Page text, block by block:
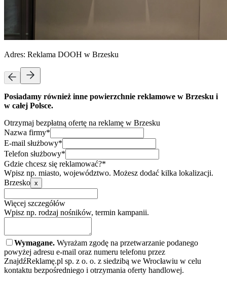
Adres: Reklama DOOH w Brzesku
Posiadamy również inne powierzchnie reklamowe w Brzesku i
w całej Polsce.
Otrzymaj bezpłatną ofertę na reklamę w Brzesku
Nazwa firmy*
E-mail służbowy*
Telefon służbowy*
Gdzie chcesz się reklamować?*
Wpisz np. miasto, województwo. Możesz dodać kilka lokalizacji.
Brzesko x
Więcej szczegółów
Wpisz np. rodzaj nośników, termin kampanii.
Wymagane. Wyrażam zgodę na przetwarzanie podanego
powyżej adresu e-mail oraz numeru telefonu przez
ZnajdźReklamę.pl sp. z o. o. z siedzibą we Wrocławiu w celu
kontaktu bezpośredniego i otrzymania oferty handlowej.